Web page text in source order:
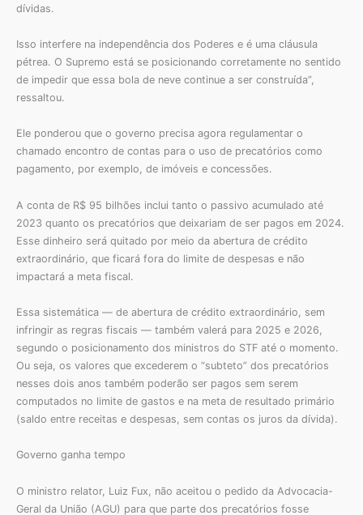
dívidas.
Isso interfere na independência dos Poderes e é uma cláusula
pétrea. O Supremo está se posicionando corretamente no sentido
de impedir que essa bola de neve continue a ser construída”,
ressaltou.
Ele ponderou que o governo precisa agora regulamentar o
chamado encontro de contas para o uso de precatórios como
pagamento, por exemplo, de imóveis e concessões.
A conta de R$ 95 bilhões inclui tanto o passivo acumulado até
2023 quanto os precatórios que deixariam de ser pagos em 2024.
Esse dinheiro será quitado por meio da abertura de crédito
extraordinário, que ficará fora do limite de despesas e não
impactará a meta fiscal.
Essa sistemática — de abertura de crédito extraordinário, sem
infringir as regras fiscais — também valerá para 2025 e 2026,
segundo o posicionamento dos ministros do STF até o momento.
Ou seja, os valores que excederem o “subteto” dos precatórios
nesses dois anos também poderão ser pagos sem serem
computados no limite de gastos e na meta de resultado primário
(saldo entre receitas e despesas, sem contas os juros da dívida).
Governo ganha tempo
O ministro relator, Luiz Fux, não aceitou o pedido da Advocacia-
Geral da União (AGU) para que parte dos precatórios fosse